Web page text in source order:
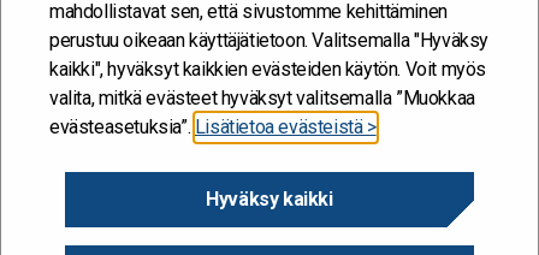
mahdollistavat sen, että sivustomme kehittäminen
perustuu oikeaan käyttäjätietoon. Valitsemalla "Hyväksy
kaikki", hyväksyt kaikkien evästeiden käytön. Voit myös
valita, mitkä evästeet hyväksyt valitsemalla ”Muokkaa
evästeasetuksia”. Lisätietoa evästeistä >
Hyväksy kaikki
Tietojohtamisen